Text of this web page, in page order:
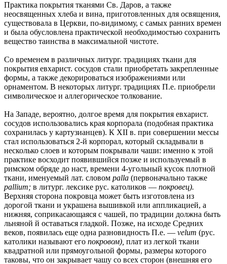
Практика покрытия тканями Св. Даров, а также
неосвященных хлеба и вина, приготовленных для освящения,
существовала в Церкви, по-видимому, с самых ранних времен
и была обусловлена практической необходимостью сохранить
вещество таинства в максимальной чистоте.
Со временем в различных литург. традициях ткани для
покрытия евхарист. сосудов стали приобретать закрепленные
формы, а также декорироваться изображениями или
орнаментом. В некоторых литург. традициях П.е. приобрели
символическое и аллегорическое толкование.
На Западе, вероятно, долгое время для покрытия евхарист.
сосудов использовались края корпорала (подобная практика
сохранилась у картузианцев). К XII в. при совершении мессы
стал использоваться 2-й корпорал, который складывали в
несколько слоев и которым покрывали чаши: именно к этой
практике восходит появившийся позже и используемый в
римском обряде до наст, времени 4-угольный кусок плотной
ткани, именуемый лат. словом palla (первоначально также
pallium; в литург. лексике рус. католиков — покровец).
Верхняя сторона покровца может быть изготовлена из
дорогой ткани и украшена вышивкой или аппликацией, а
нижняя, соприкасающаяся с чашей, по традиции должна быть
льняной й оставаться гладкой. Позже, на исходе Средних
веков, появилась еще одна разновидность П.е. — velum (рус.
католики называют его покровом), плат из легкой ткани
квадратной или прямоугольной формы, размеры которого
таковы, что он закрывает чашу со всех сторон (внешняя его